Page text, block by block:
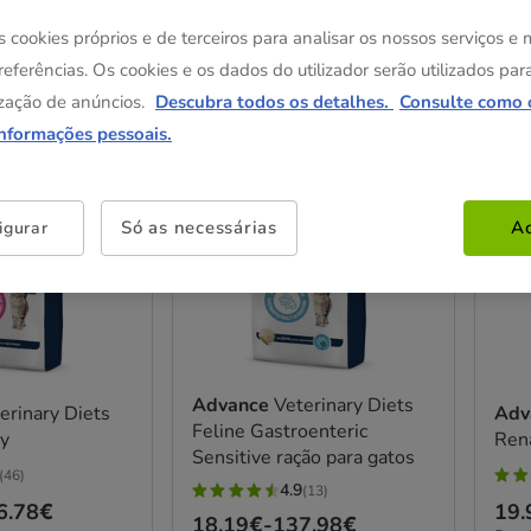
Diets
(46)
Advance Veterinary Diets
Feline Gastroenteric
Sensitive ração para gatos
4.9
4.9(13)
Preço
18.19€-137.98€
5
cookies próprios e de terceiros para analisar os nossos serviços e
Os cookies e os dados do utilizador serão utilizados
de anúncios. Descubra todos os detalhes. Consulte como
pessoais.
Só as necessárias